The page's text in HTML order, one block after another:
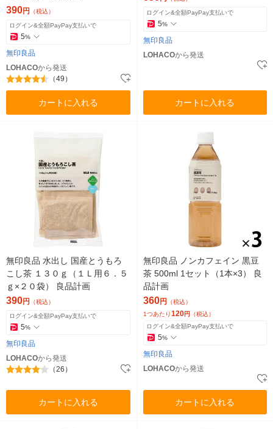
390円 （税込）
ログイン&全額PayPay支払いで
5%
無印良品
LOHACOから発送
（49）
カートに入れる
ログイン&全額PayPay支払いで
5%
無印良品
LOHACOから発送
カートに入れる
無印良品 水出し 国産とうもろ
こし茶 １３０ｇ（１Ｌ用６．５
ｇ×２０袋） 良品計画
390円 （税込）
ログイン&全額PayPay支払いで
5%
無印良品
LOHACOから発送
（26）
カートに入れる
無印良品 ノンカフェイン 黒豆
茶 500ml 1セット（1本×3） 良
品計画
360円
（税込）
1つあたり120円 （税込）
ログイン&全額PayPay支払いで
5%
無印良品
LOHACOから発送
カートに入れる